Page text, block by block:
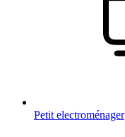
Petit electroménager